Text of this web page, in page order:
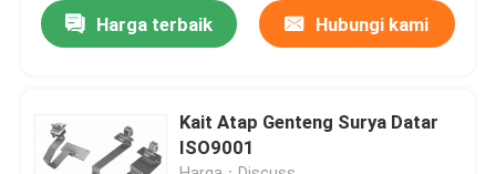
Permintaan Penawaran
Braket Pemasangan Panel Surya
Harga terbaik Hubungi kami
Kait Atap Genteng Surya Datar
ISO9001